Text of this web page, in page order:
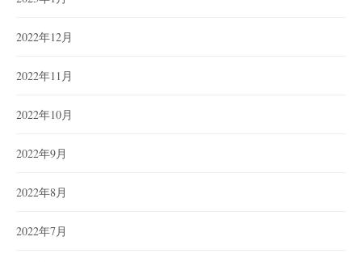
2022年12月
2022年11月
2022年10月
2022年9月
2022年8月
2022年7月